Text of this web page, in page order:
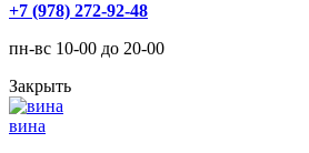
+7 (978) 272-92-48
пн-вс 10-00 до 20-00
Закрыть
вина